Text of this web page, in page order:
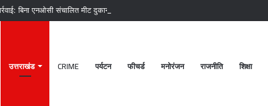
बिना एनओसी संचालित मीट दुकानों पर चला अभियान, 45250 रुपये का चालान
उत्तराखंड CRIME पर्यटन फीचर्ड मनोरंजन राजनीति शिक्षा